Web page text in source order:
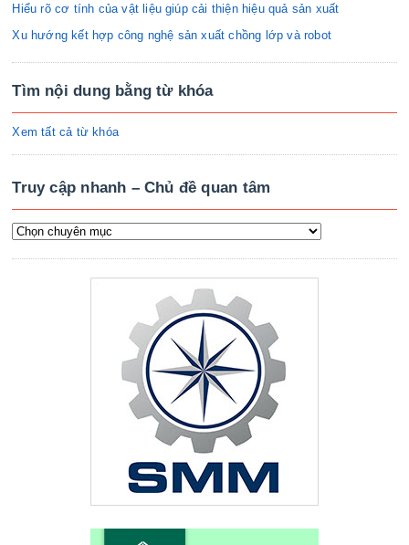
Hiểu rõ cơ tính của vật liệu giúp cải thiện hiệu quả sản xuất
Xu hướng kết hợp công nghệ sản xuất chồng lớp và robot
Tìm nội dung bằng từ khóa
Xem tất cả từ khóa
Truy cập nhanh – Chủ đề quan tâm